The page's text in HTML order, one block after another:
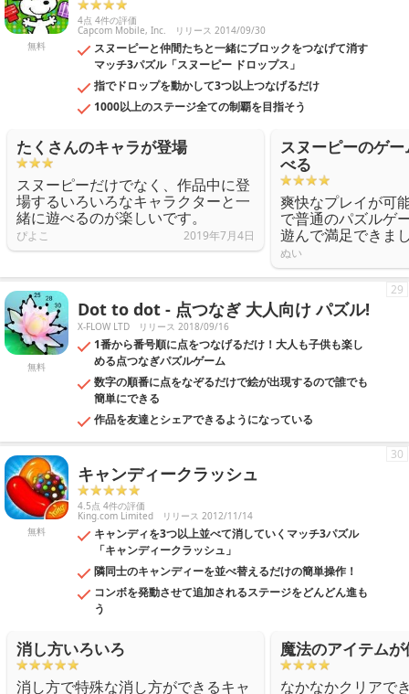
無料
4点 4件の評価
Capcom Mobile, Inc. リリース 2014/09/30
スヌーピーと仲間たちと一緒にブロックをつなげて消す
マッチ3パズル「スヌーピー ドロップス」
指でドロップを動かして3つ以上つなげるだけ
1000以上のステージ全ての制覇を目指そう
たくさんのキャラが登場
スヌーピーだけでなく、作品中に登
場するいろいろなキャラクターと一
緒に遊べるのが楽しいです。
ぴよこ 2019年7月4日
スヌーピーのゲ
べる
爽快なプレイが可
で普通のパズルゲ
遊んで満足できま
ぬい
無料
Dot to dot - 点つなぎ 大人向け パズル!
X-FLOW LTD リリース 2018/09/16
1番から番号順に点をつなげるだけ！大人も子供も楽し
める点つなぎパズルゲーム
数字の順番に点をなぞるだけで絵が出現するので誰でも
簡単にできる
作品を友達とシェアできるようになっている
29
無料
キャンディークラッシュ
4.5点 4件の評価
King.com Limited リリース 2012/11/14
キャンディを3つ以上並べて消していくマッチ3パズル
「キャンディークラッシュ」
隣同士のキャンディーを並べ替えるだけの簡単操作！
コンボを発動させて追加されるステージをどんどん進も
う
30
消し方いろいろ
消し方で特殊な消し方ができるキャ
魔法のアイテムが
なかなかクリアで